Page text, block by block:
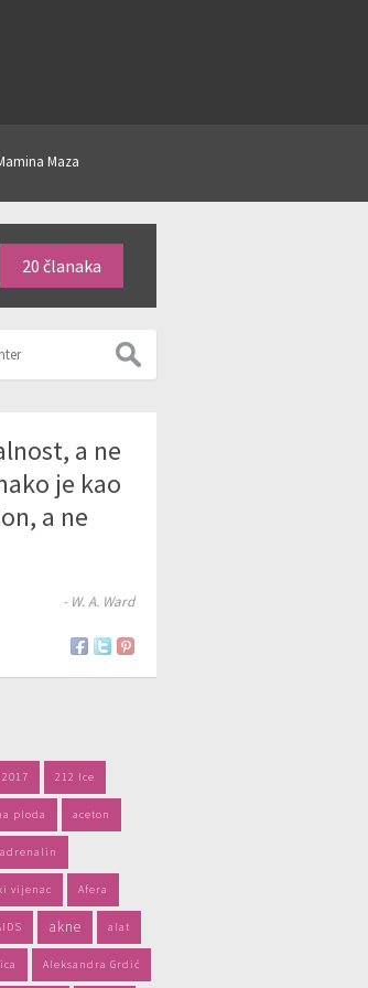
Maza
20 članaka
a ne
je kao
a ne
- W. A. Ward
2017 212 Ice
ploda aceton
adrenalin
vijenac Afera
akne alat
Aleksandra Grdić